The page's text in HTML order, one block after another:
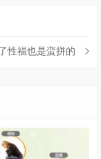
性福也是蛮拼的